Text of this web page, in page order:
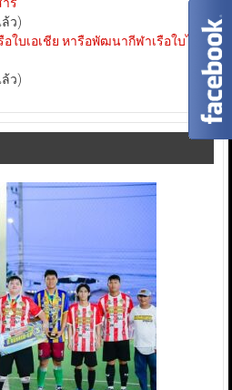
ร
ว)
ใบเอเชีย หารือพัฒนากีฬาเรือใบไทย-
ว)